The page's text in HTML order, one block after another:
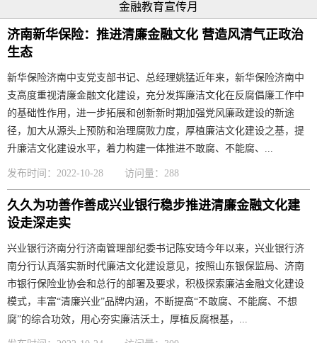
金融教育宣传月
济南新华保险：推进清廉金融文化 营造风清气正政治
生态
新华保险济南中支党支部书记、总经理姚猛近年来，新华保险济南中
支高度重视清廉金融文化建设，充分发挥廉洁文化在反腐倡廉工作中
的基础性作用，进一步拓展和创新新时期加强党风廉政建设的新途
径，加大从源头上预防和治理腐败力度，厚植廉洁文化建设之基，提
升廉洁文化建设水平，着力构建一体推进不敢腐、不能腐、...
发布时间：2022-10-28 访问量：288
久久为功善作善成兴业银行稳步推进清廉金融文化建
设走深走实
兴业银行济南分行济南管理部纪委书记陈安琦今年以来，兴业银行济
南分行认真落实新时代廉洁文化建设意见，按照山东银保监局、济南
市银行保险业协会和总行的部署及要求，积极探索廉洁金融文化建设
模式，丰富“清廉兴业”品牌内涵，不断提高“不敢腐、不能腐、不想
腐”的综合功效，用心夯实廉洁沃土，厚植反腐根基，...